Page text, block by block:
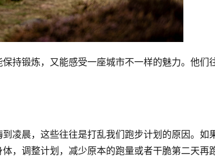
持锻炼，又能感受一座城市不一样的魅力。他们
凌晨，这些往往是打乱我们跑步计划的原因。如
，调整计划，减少原本的跑量或者干脆第二天再